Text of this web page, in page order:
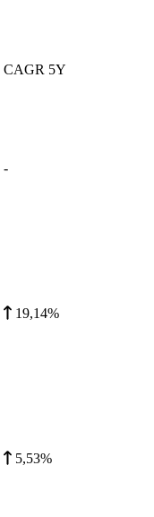
CAGR 5Y
-
19,14%
5,53%